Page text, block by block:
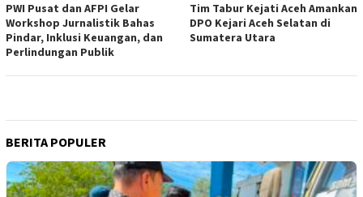
PWI Pusat dan AFPI Gelar
Workshop Jurnalistik Bahas
Pindar, Inklusi Keuangan, dan
Perlindungan Publik
Tim Tabur Kejati Aceh Amankan
DPO Kejari Aceh Selatan di
Sumatera Utara
BERITA POPULER